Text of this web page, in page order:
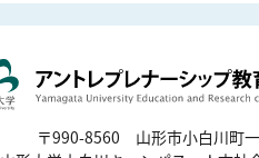
〒990-8560 山形市小白川町